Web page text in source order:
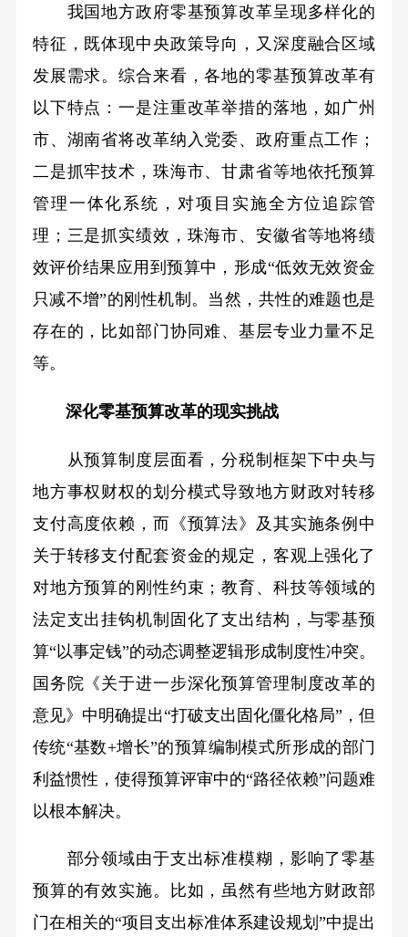
我国地方政府零基预算改革呈现多样化的
特征，既体现中央政策导向，又深度融合区域
发展需求。综合来看，各地的零基预算改革有
以下特点：一是注重改革举措的落地，如广州
市、湖南省将改革纳入党委、政府重点工作；
二是抓牢技术，珠海市、甘肃省等地依托预算
管理一体化系统，对项目实施全方位追踪管
理；三是抓实绩效，珠海市、安徽省等地将绩
效评价结果应用到预算中，形成“低效无效资金
只减不增”的刚性机制。当然，共性的难题也是
存在的，比如部门协同难、基层专业力量不足
等。
深化零基预算改革的现实挑战
从预算制度层面看，分税制框架下中央与
地方事权财权的划分模式导致地方财政对转移
支付高度依赖，而《预算法》及其实施条例中
关于转移支付配套资金的规定，客观上强化了
对地方预算的刚性约束；教育、科技等领域的
法定支出挂钩机制固化了支出结构，与零基预
算“以事定钱”的动态调整逻辑形成制度性冲突。
国务院《关于进一步深化预算管理制度改革的
意见》中明确提出“打破支出固化僵化格局”，但
传统“基数+增长”的预算编制模式所形成的部门
利益惯性，使得预算评审中的“路径依赖”问题难
以根本解决。
部分领域由于支出标准模糊，影响了零基
预算的有效实施。比如，虽然有些地方财政部
门在相关的“项目支出标准体系建设规划”中提出